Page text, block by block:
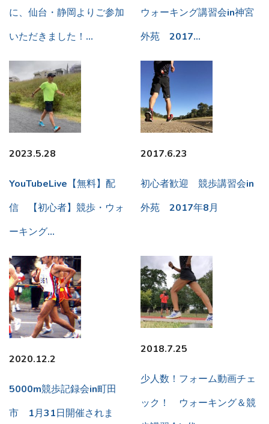
に、仙台・静岡よりご参加
いただきました！…
ウォーキング講習会in神宮
外苑 2017…
2023.5.28
YouTubeLive【無料】配
信 【初心者】競歩・ウォ
ーキング…
2017.6.23
初心者歓迎 競歩講習会in
外苑 2017年8月
2020.12.2
5000m競歩記録会in町田
市 1月31日開催されま
2018.7.25
少人数！フォーム動画チェ
ック！ ウォーキング＆競